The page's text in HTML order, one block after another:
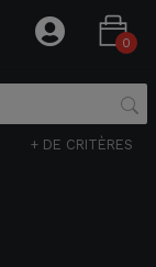
0
+ DE CRITÈRES